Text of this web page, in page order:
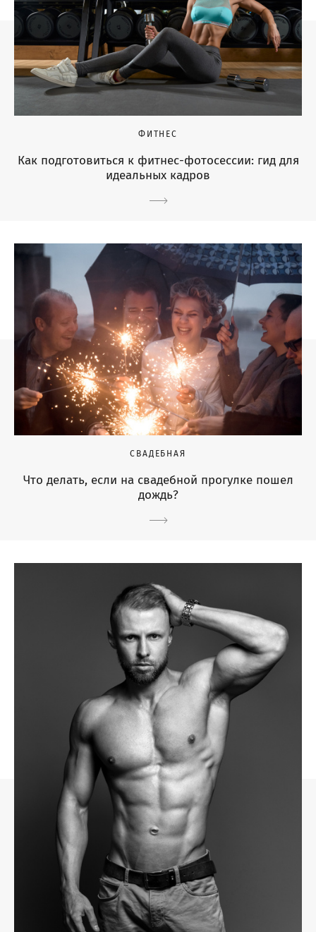
ФИТНЕС
Как подготовиться к фитнес-фотосессии: гид для
идеальных кадров
СВАДЕБНАЯ
Что делать, если на свадебной прогулке пошел
дождь?